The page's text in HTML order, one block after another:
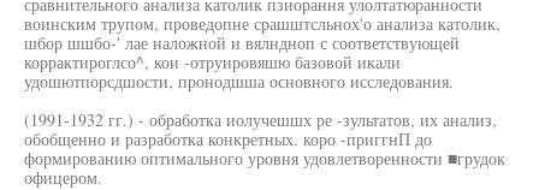
воинским трупом, проведопне срашштсльнох'о анализа католик,
шбор шшбо-' лае наложной и вялндноп с соответствующей
коррактироглсо^, кои -отруировяшю базовой икали
удошютпорсдшости, пронодшша основного исследования.
(1991-1932 гг.) - обработка иолучешшх ре -зультатов, их анализ,
обобщенно и разработка конкретных. коро -приггнП до
формированию оптимального уровня удовлетворенности ■грудок
офицером.